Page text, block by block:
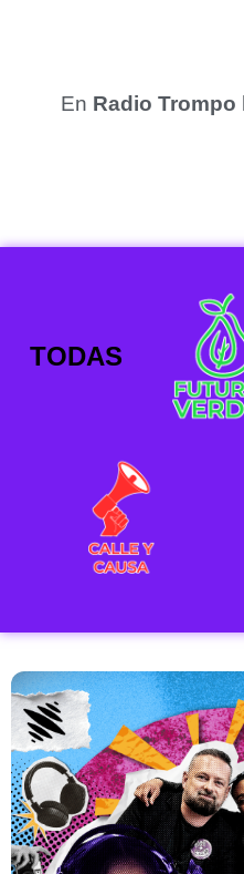
En Radio Trompo
TODAS